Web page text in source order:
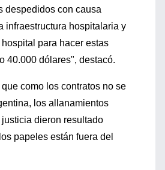
despedidos con causa
infraestructura hospitalaria y
para hacer estas
40.000 dólares", destacó.
como los contratos no se
los allanamientos
dieron resultado
papeles están fuera del